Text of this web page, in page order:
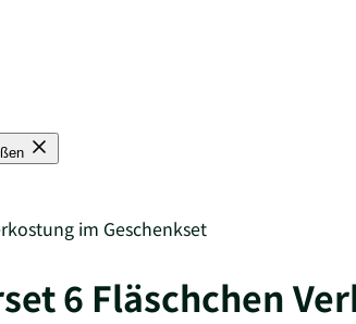
im Geschenkset
6 Fläschchen